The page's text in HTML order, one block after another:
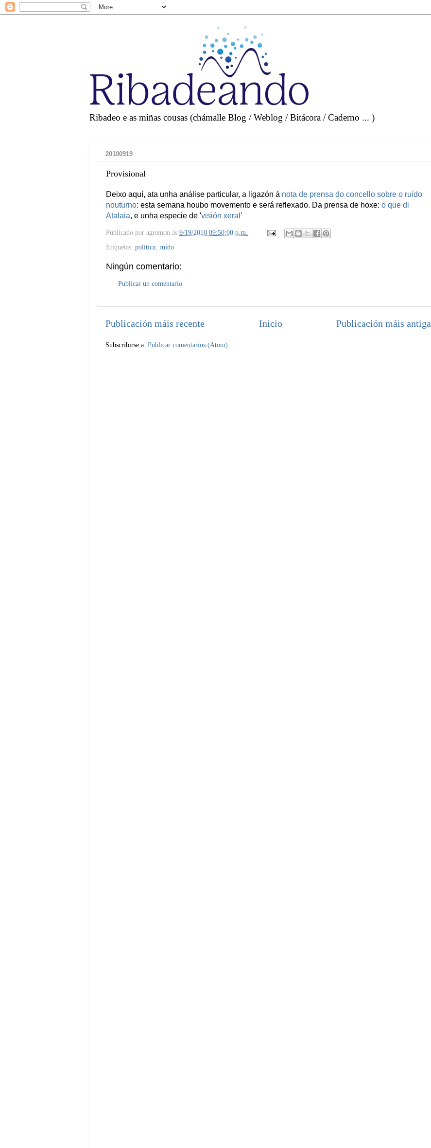
Ribadeo e as miñas cousas (chámalle Blog / Weblog / Bitácora / Caderno ... )
20100919
Provisional
Deixo aquí, ata unha análise particular, a ligazón á nota de prensa do concello sobre o ruído
nouturno: esta semana houbo movemento e será reflexado. Da prensa de hoxe: o que di
Atalaia, e unha especie de 'visión xeral '
Publicado por agremon ás 9/19/2010 09:50:00 p.m.
Etiquetas: política ruído
Ningún comentario:
Publicar un comentario
Publicación máis recente Publicación máis antiga
Inicio
Subscribirse a: Publicar comentarios (Atom)